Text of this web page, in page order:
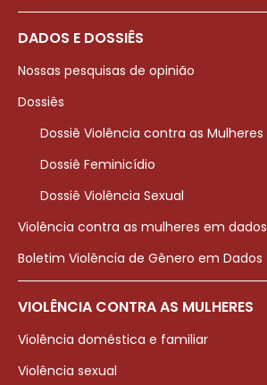
DADOS E DOSSIÊS
Nossas pesquisas de opinião
Dossiês
Dossiê Violência contra as Mulheres
Dossiê Feminicídio
Dossiê Violência Sexual
Violência contra as mulheres em dados
Boletim Violência de Gênero em Dados
VIOLÊNCIA CONTRA AS MULHERES
Violência doméstica e familiar
Violência sexual